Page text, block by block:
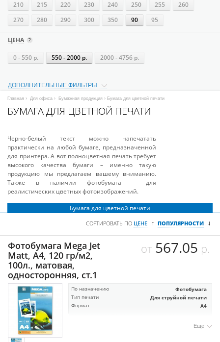
210
215 220 230 240 250 255
260
270
280 290 300 350 90 95
ЦЕНА
0 - 550 р. 550 - 2000 р. 2000 - 4756 р.
ДОПОЛНИТЕЛЬНЫЕ ФИЛЬТРЫ
Главная › Для офиса › Бумажная продукция › Бумага для цветной печати
БУМАГА ДЛЯ ЦВЕТНОЙ ПЕЧАТИ
Черно-белый текст можно напечатать
практически на любой бумаге, предназначенной
для принтера. А вот полноцветная печать требует
высокого качества бумаги – именно такую
продукцию мы предлагаем вашему вниманию.
Также в наличии фотобумага – для
реалистических цветных фотоизображений.
Бумага для цветной печати
СОРТИРОВАТЬ ПО ЦЕНЕ ↑ ПОПУЛЯРНОСТИ ↓
Фотобумага Mega Jet
Matt, А4, 120 гр/м2,
100л., матовая,
односторонняя, ст.1
от 567.05 р.
По назначению Фотобумага
Тип печати Для струйной печати
Формат А4
Еще